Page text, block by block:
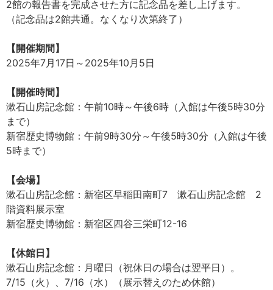
2館の報告書を完成させた方に記念品を差し上げます。
（記念品は2館共通。なくなり次第終了）
【開催期間】
2025年7月17日～2025年10月5日
【開催時間】
漱石山房記念館：午前10時～午後6時（入館は午後5時30分
まで）
新宿歴史博物館：午前9時30分～午後5時30分（入館は午後
5時まで）
【会場】
漱石山房記念館：新宿区早稲田南町7 漱石山房記念館 2
階資料展示室
新宿歴史博物館：新宿区四谷三栄町12-16
【休館日】
漱石山房記念館：月曜日（祝休日の場合は翌平日）。
7/15（火）、7/16（水）（展示替えのため休館）